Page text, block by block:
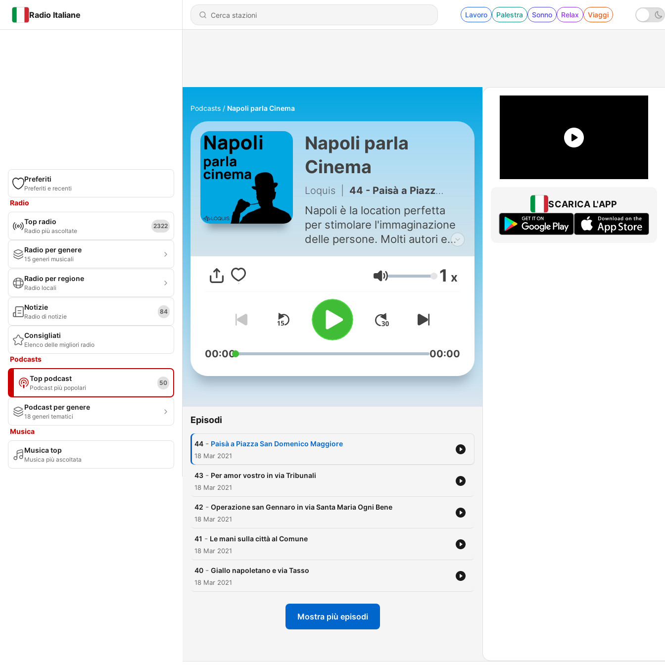
Radio Italiane Lavoro Palestra Sonno Relax Viaggi
Preferiti
Preferiti e recenti
Radio
Top radio
Radio più ascoltate
2322
Radio per genere
15 generi musicali
Radio per regione
Radio locali
Notizie
Radio di notizie
84
Consigliati
Elenco delle migliori radio
Podcasts
Top podcast
Podcast più popolari
50
Podcast per genere
18 generi tematici
Musica
Musica top
Musica più ascoltata
Podcasts Napoli parla Cinema
Napoli parla
Cinema
Loquis 44 - Paisà a Piazza San Domenico Maggiore
Napoli è la location perfetta
per stimolare l'immaginazione
delle persone. Molti autori e
registi hanno creato emozioni
girando tra i suoi vicoli,
sorvolando i suoi panorami e
arricchendo di bellezza,
potenza narrativa e contenuto
film memorabili. Una città
potente, piena di sfaccettature
e contraddizioni. Ecco a voi
importanti girati a Napoli -
Android.
Volume 1 x
00:00 00:00
Episodi
44 - Paisà a Piazza San Domenico Maggiore
18 Mar 2021
43 - Per amor vostro in via Tribunali
18 Mar 2021
42 - Operazione san Gennaro in via Santa Maria Ogni Bene
18 Mar 2021
41 - Le mani sulla città al Comune
18 Mar 2021
40 - Giallo napoletano e via Tasso
18 Mar 2021
Mostra più episodi
SCARICA L'APP